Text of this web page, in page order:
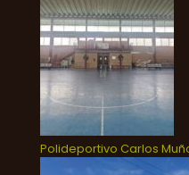
Polideportivo Carlos